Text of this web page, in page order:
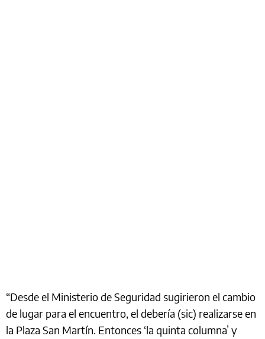
“Desde el Ministerio de Seguridad sugirieron el cambio
de lugar para el encuentro, el debería (sic) realizarse en
la Plaza San Martín. Entonces ‘la quinta columna’ y